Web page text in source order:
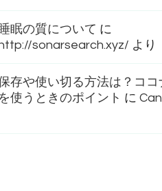
睡眠の質について に
sonarsearch.xyz/ より
存や使い切る方法は？コ
を使うときのポイント に